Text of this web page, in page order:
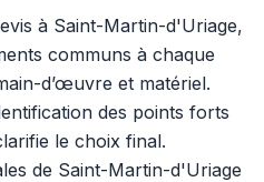
à Saint-Martin-d'Uriage,
communs à chaque
d’œuvre et matériel.
des points forts
le choix final.
de Saint-Martin-d'Uriage